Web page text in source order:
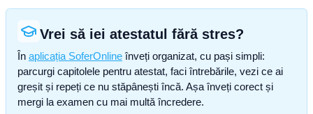
Vrei să iei atestatul fără stres?
În aplicația SoferOnline înveți organizat, cu pași simpli:
parcurgi capitolele pentru atestat, faci întrebările, vezi ce ai
greșit și repeți ce nu stăpânești încă. Așa înveți corect și
mergi la examen cu mai multă încredere.